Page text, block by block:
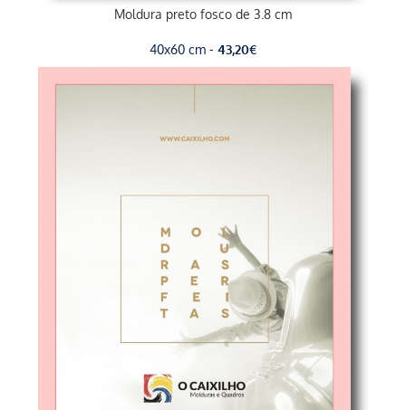
Moldura preto fosco de 3.8 cm
40x60 cm - 43,20€